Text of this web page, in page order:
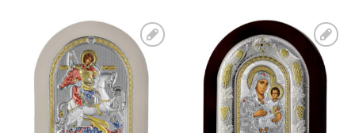
Πρόσθήκη
στην λίστα
επιθυμιών
Πρόσθήκη
στην λίστα
επιθυμιών